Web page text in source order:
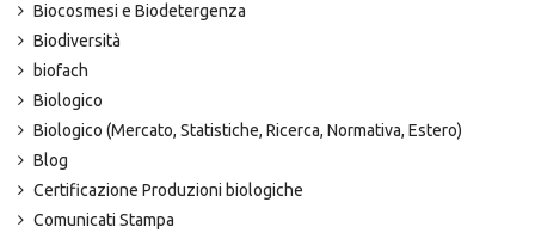
Biocosmesi e Biodetergenza
Biodiversità
biofach
Biologico
Biologico (Mercato, Statistiche, Ricerca, Normativa, Estero)
Blog
Certificazione Produzioni biologiche
Comunicati Stampa